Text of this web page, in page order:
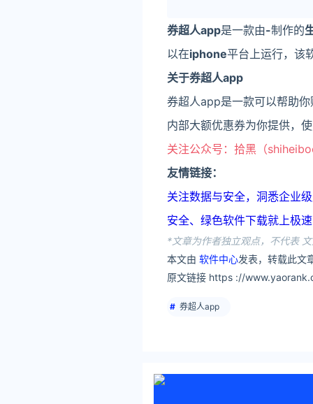
券超人app是一款由-制作的
以在iphone平台上运行，该
关于券超人app
券超人app是一款可以帮助
内部大额优惠券为你提供，
关注公众号：拾黑（
友情链接：
关注数据与安全，洞悉企业
安全、绿色软件下载就上极
*文章为作者独立观点，不代表
本文由 软件中心发表，转载此文
原文链接 https ://
券超人app